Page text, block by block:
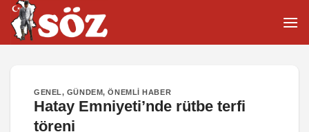
İçeriğe
atla
GENEL, GÜNDEM,ÖNEMLI HABER
Hatay Emniyeti’nde rütbe terfi
töreni